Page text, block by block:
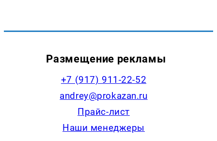
Размещение рекламы
+7 (917) 911-22-52
andrey@prokazan.ru
Прайс-лист
Наши менеджеры